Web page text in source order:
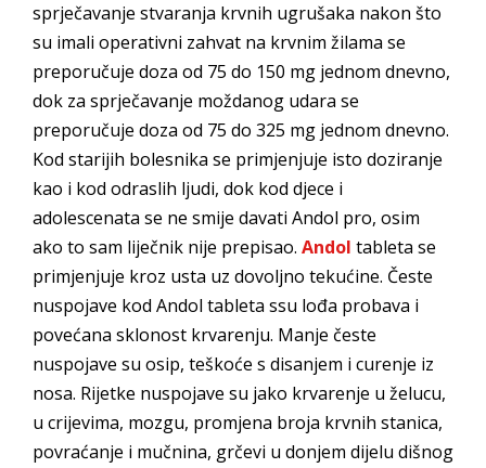
sprječavanje stvaranja krvnih ugrušaka nakon što
su imali operativni zahvat na krvnim žilama se
preporučuje doza od 75 do 150 mg jednom dnevno,
dok za sprječavanje moždanog udara se
preporučuje doza od 75 do 325 mg jednom dnevno.
Kod starijih bolesnika se primjenjuje isto doziranje
kao i kod odraslih ljudi, dok kod djece i
adolescenata se ne smije davati Andol pro, osim
ako to sam liječnik nije prepisao. Andol tableta se
primjenjuje kroz usta uz dovoljno tekućine. Česte
nuspojave kod Andol tableta ssu lođa probava i
povećana sklonost krvarenju. Manje česte
nuspojave su osip, teškoće s disanjem i curenje iz
nosa. Rijetke nuspojave su jako krvarenje u želucu,
u crijevima, mozgu, promjena broja krvnih stanica,
povraćanje i mučnina, grčevi u donjem dijelu dišnog